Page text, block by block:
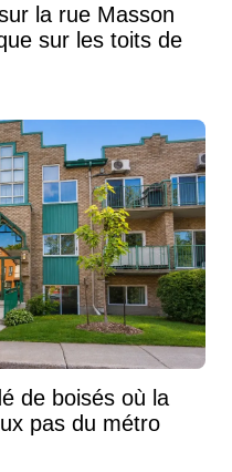
la rue Masson
sur les toits de
de boisés où la
pas du métro